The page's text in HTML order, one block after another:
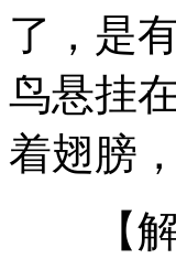
9批次可口可
了，是
鸟悬挂
着翅膀
【解